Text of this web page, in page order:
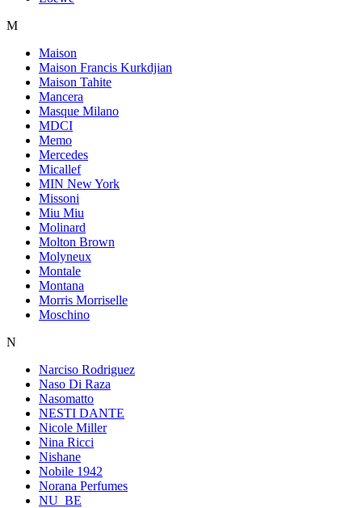
M
Maison
Maison Francis Kurkdjian
Maison Tahite
Mancera
Masque Milano
MDCI
Memo
Mercedes
Micallef
MIN New York
Missoni
Miu Miu
Molinard
Molton Brown
Molyneux
Montale
Montana
Morris Morriselle
Moschino
N
Narciso Rodriguez
Naso Di Raza
Nasomatto
NESTI DANTE
Nicole Miller
Nina Ricci
Nishane
Nobile 1942
Norana Perfumes
NU_BE